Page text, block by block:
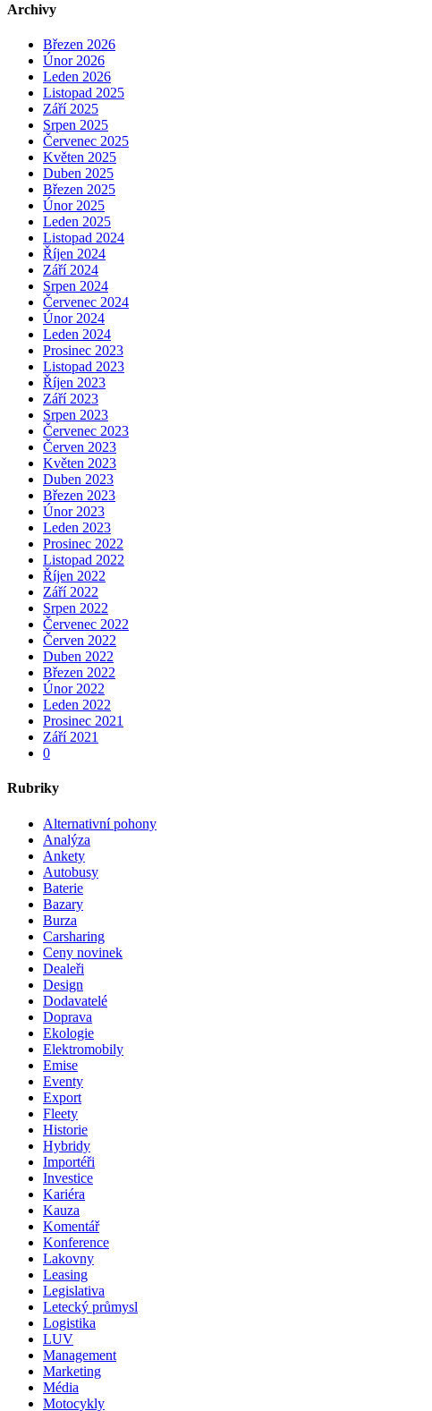
Archivy
Březen 2026
Únor 2026
Leden 2026
Listopad 2025
Září 2025
Srpen 2025
Červenec 2025
Květen 2025
Duben 2025
Březen 2025
Únor 2025
Leden 2025
Listopad 2024
Říjen 2024
Září 2024
Srpen 2024
Červenec 2024
Únor 2024
Leden 2024
Prosinec 2023
Listopad 2023
Říjen 2023
Září 2023
Srpen 2023
Červenec 2023
Červen 2023
Květen 2023
Duben 2023
Březen 2023
Únor 2023
Leden 2023
Prosinec 2022
Listopad 2022
Říjen 2022
Září 2022
Srpen 2022
Červenec 2022
Červen 2022
Duben 2022
Březen 2022
Únor 2022
Leden 2022
Prosinec 2021
Září 2021
0
Rubriky
Alternativní pohony
Analýza
Ankety
Autobusy
Baterie
Bazary
Burza
Carsharing
Ceny novinek
Dealeři
Design
Dodavatelé
Doprava
Ekologie
Elektromobily
Emise
Eventy
Export
Fleety
Historie
Hybridy
Importéři
Investice
Kariéra
Kauza
Komentář
Konference
Lakovny
Leasing
Legislativa
Letecký průmysl
Logistika
LUV
Management
Marketing
Média
Motocykly